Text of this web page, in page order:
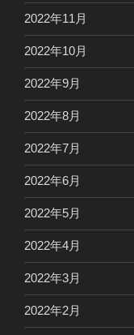
2022年11月
2022年10月
2022年9月
2022年8月
2022年7月
2022年6月
2022年5月
2022年4月
2022年3月
2022年2月